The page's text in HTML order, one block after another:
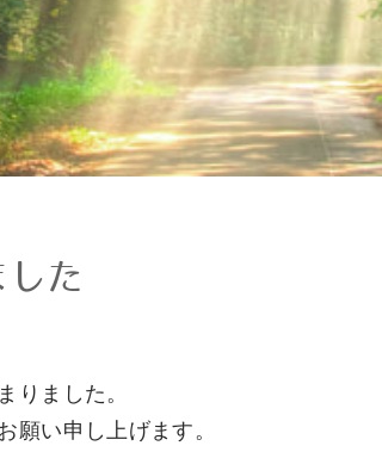
た
りました。
い申し上げます。